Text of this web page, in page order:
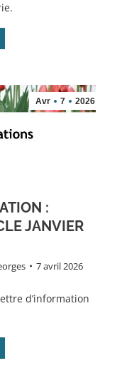
:
JANVIER
7 avril 2026
Avr 7 2026
d’information